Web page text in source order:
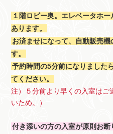
１階ロビー奥。エレベータホ
あります。
お済ませになって、自動販売
す。
予約時間の5分前になりまし
てください。
注）５分前より早くの入室は
いため。）
付き添いの方の入室が原則お